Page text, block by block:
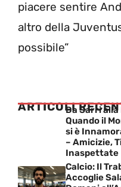
piacere sentire
altro della
possibile”
ARTICOLIDa Sarri
Quando il
si è
– Amicizie,
Inaspettate
Calcio: Il
Accoglie